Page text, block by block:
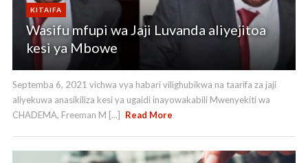
KITAIFA
Wasifu mfupi wa Jaji Luvanda aliyejitoa
kesi ya Mbowe
Septemba 6, 2021 vichwa vya habari vilighubikwa na taarifa za jaji
aliyekuwa anasikiliza kesi ya ugaidi inayowakabili Mwenyekiti wa
CHADEMA, Freeman M [...]
Read More